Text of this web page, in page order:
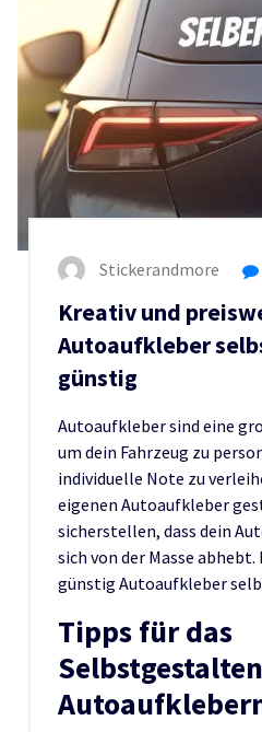
Stickerandmore
Kreativ und
Autoaufkleber
günstig
Autoaufkleber sind eine
um dein Fahrzeug zu
individuelle Note zu
eigenen Autoaufkleber
sicherstellen, dass dein
sich von der Masse
günstig Autoaufkleber
Tipps für das